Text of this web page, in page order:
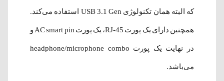
که البته همان تکنولوژی USB 3.1 Gen استفاده می‌کند.
همچنین دارای یک پورت RJ-45، یک پورت AC smart pin و
در نهایت یک پورت headphone/microphone combo
می‌باشد.